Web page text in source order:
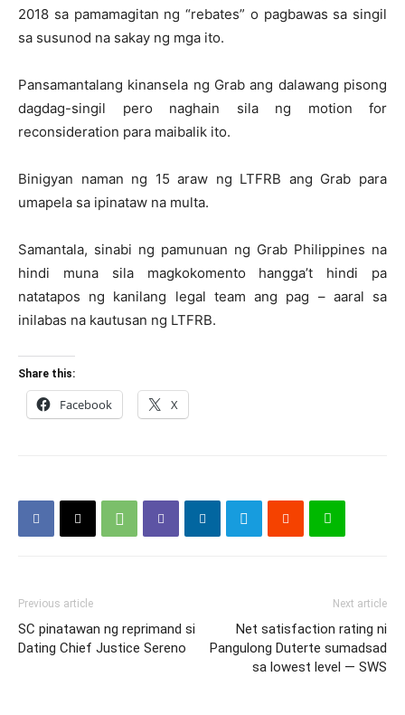
2018 sa pamamagitan ng “rebates” o pagbawas sa singil
sa susunod na sakay ng mga ito.
Pansamantalang kinansela ng Grab ang dalawang pisong
dagdag-singil pero naghain sila ng motion for
reconsideration para maibalik ito.
Binigyan naman ng 15 araw ng LTFRB ang Grab para
umapela sa ipinataw na multa.
Samantala, sinabi ng pamunuan ng Grab Philippines na
hindi muna sila magkokomento hangga’t hindi pa
natatapos ng kanilang legal team ang pag – aaral sa
inilabas na kautusan ng LTFRB.
Share this:
Facebook X
Previous article
SC pinatawan ng reprimand si
Dating Chief Justice Sereno
Next article
Net satisfaction rating ni
Pangulong Duterte sumadsad
sa lowest level — SWS